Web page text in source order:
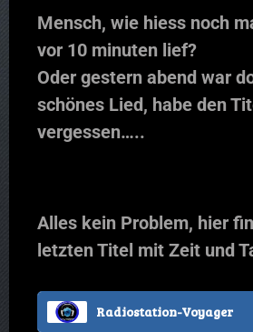
Mensch, wie hiess noch
vor 10 minuten lief?
Oder gestern abend war
schönes Lied, habe den
vergessen…..
Alles kein Problem, hier
letzten Titel mit Zeit und
Radiostation-Voyager